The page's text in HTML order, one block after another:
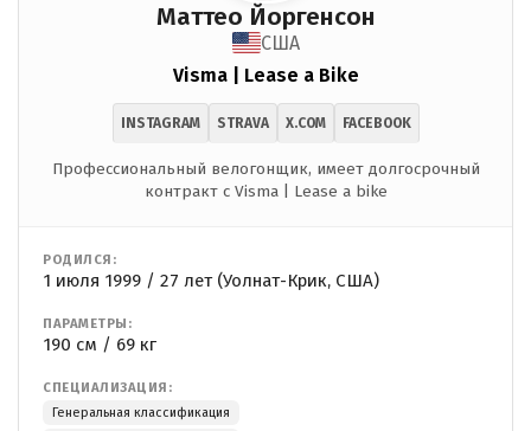
Маттео Йоргенсон
США
Visma | Lease a Bike
INSTAGRAM STRAVA X.COM FACEBOOK
Профессиональный велогонщик, имеет долгосрочный
контракт с Visma | Lease a bike
РОДИЛСЯ:
1 июля 1999 / 27 лет (Уолнат-Крик, США)
ПАРАМЕТРЫ:
190 см / 69 кг
СПЕЦИАЛИЗАЦИЯ:
Генеральная классификация